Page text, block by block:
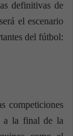
definitivas de
el escenario
del fútbol:
competiciones
a la final de la